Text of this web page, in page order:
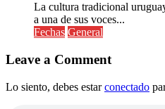
La cultura tradicional
a una de sus voces...
Fechas General
Leave a Comment
Lo siento, debes estarconectado